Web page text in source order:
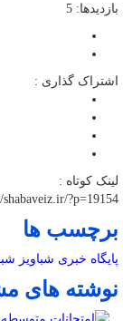
بازدیدها: 5
اشتراک گذاری :
لینک کوتاه :
?p=19154
برچسب ها
پایگاه خبری شباویز
نوشته های